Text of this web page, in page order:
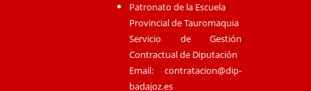
Patronato de la Escuela
Provincial de Tauromaquia
Servicio de Gestión
Contractual de Diputación
Email:contratacion@dip-
badajoz.es